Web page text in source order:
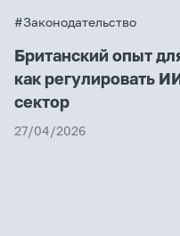
#Законодательство
Британский опыт
как регулировать
сектор
27/04/2026